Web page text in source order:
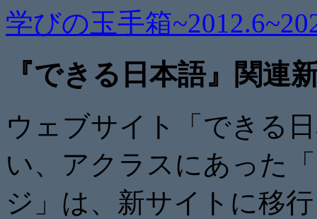
学びの玉手箱
『できる日本語』関連
ウェブサイト「できる
い、アクラスにあった
ジ」は、新サイトに移